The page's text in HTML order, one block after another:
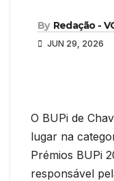
By Redação -
JUN 29, 2026
O BUPi de
lugar na
Prémios BUPi
responsável